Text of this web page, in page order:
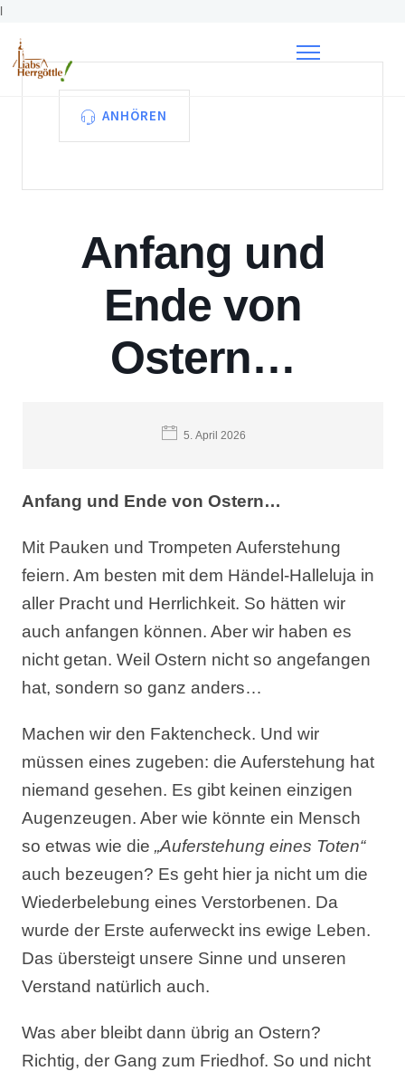
l
ANHÖREN
Anfang und
Ende von
Ostern…
5. April 2026
Anfang und Ende von Ostern…
Mit Pauken und Trompeten Auferstehung
feiern. Am besten mit dem Händel-Halleluja in
aller Pracht und Herrlichkeit. So hätten wir
auch anfangen können. Aber wir haben es
nicht getan. Weil Ostern nicht so angefangen
hat, sondern so ganz anders…
Machen wir den Faktencheck. Und wir
müssen eines zugeben: die Auferstehung hat
niemand gesehen. Es gibt keinen einzigen
Augenzeugen. Aber wie könnte ein Mensch
so etwas wie die„Auferstehung eines Toten“
auch bezeugen? Es geht hier ja nicht um die
Wiederbelebung eines Verstorbenen. Da
wurde der Erste auferweckt ins ewige Leben.
Das übersteigt unsere Sinne und unseren
Verstand natürlich auch.
Was aber bleibt dann übrig an Ostern?
Richtig, der Gang zum Friedhof. So und nicht